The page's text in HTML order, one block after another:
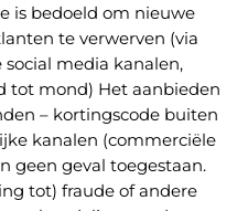
is bedoeld om nieuwe
te verwerven (via
social media kanalen,
tot mond) Het aanbieden
– kortingscode buiten
kanalen (commerciële
geen geval toegestaan.
tot) fraude of andere